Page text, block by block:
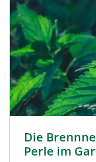
Die
Perle im